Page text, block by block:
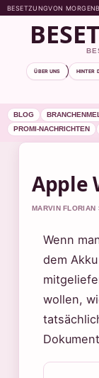
BESETZUNGVON
ÜBER UNS HINTER
BLOG
PROMI-NACHRICHTEN
Apple
MARVIN FLORIAN
Wenn
dem
wollen,